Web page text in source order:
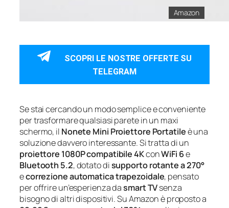
Amazon
SCOPRI LE NOSTRE OFFERTE SU
TELEGRAM
Se stai cercando un modo semplice e conveniente
per trasformare qualsiasi parete in un maxi
schermo, il Nonete Mini Proiettore Portatileè una
soluzione davvero interessante. Si tratta di un
proiettore 1080P compatibile 4KconWiFi 6e
Bluetooth 5.2, dotato disupporto rotante a 270°
ecorrezione automatica trapezoidale, pensato
per offrire un’esperienza dasmart TVsenza
bisogno di altri dispositivi. Su Amazon è proposto a